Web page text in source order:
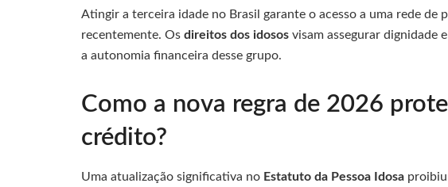
Atingir a terceira idade no Brasil garante o acesso a uma rede de
recentemente. Os direitos dos idosos visam assegurar dignidade
a autonomia financeira desse grupo.
Como a nova regra de 2026
crédito?
Uma atualização significativa no Estatuto da Pessoa Idosa